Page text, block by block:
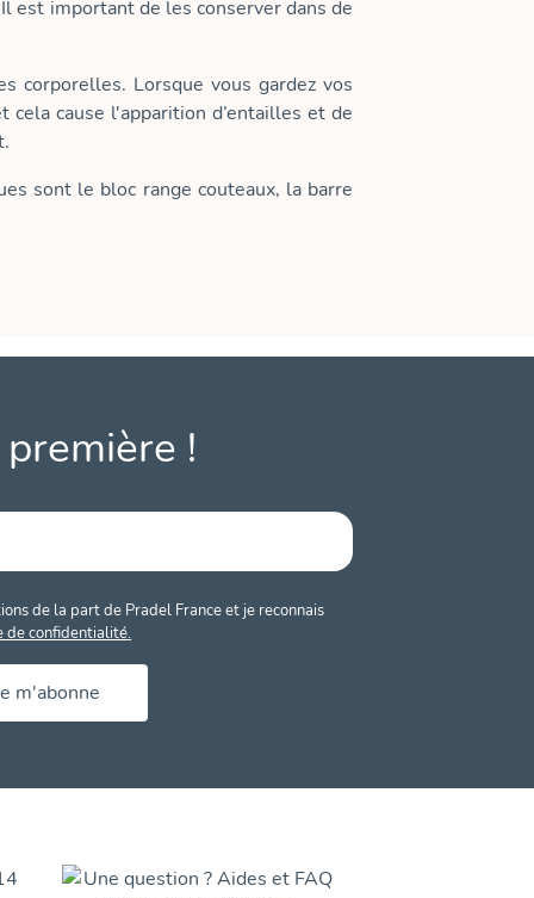
est important de les conserver dans de
corporelles. Lorsque vous gardez vos
cause l'apparition d’entailles et de
sont le bloc range couteaux, la barre
!
de la part de Pradel France et je reconnais
de confidentialité.
m'abonne